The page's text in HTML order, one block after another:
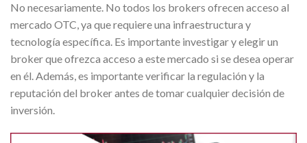
No necesariamente. No todos los brokers ofrecen acceso al
mercado OTC, ya que requiere una infraestructura y
tecnología específica. Es importante investigar y elegir un
broker que ofrezca acceso a este mercado si se desea operar
en él. Además, es importante verificar la regulación y la
reputación del broker antes de tomar cualquier decisión de
inversión.